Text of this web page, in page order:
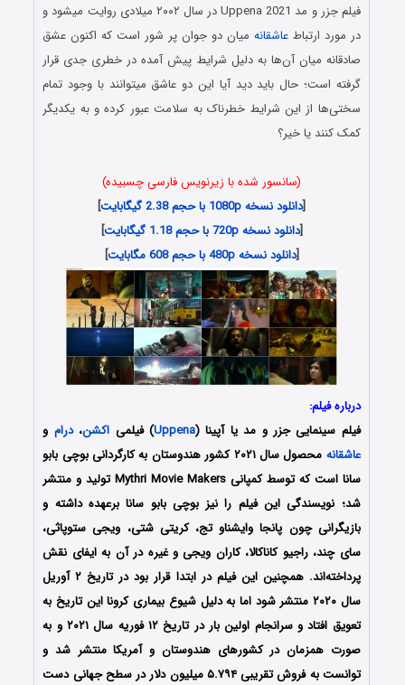
فیلم جزر و مد Uppena 2021 در سال ۲۰۰۲ میلادی روایت میشود و
در مورد ارتباطعاشقانه میان دو جوان پر شور است که اکنون عشق
صادقانه میان آن‌ها به دلیل شرایط پیش آمده در خطری جدی قرار
گرفته است؛ حال باید دید آیا این دو عاشق میتوانند با وجود تمام
سختی‌ها از این شرایط خطرناک به سلامت عبور کرده و به یکدیگر
کمک کنند یا خیر؟
(سانسور شده با زیرنویس فارسی چسبیده)
[دانلود نسخه 1080p با حجم 2.38 گیگابایت
]
[دانلود نسخه 720p با حجم 1.18 گیگابایت
]
[دانلود نسخه 480p با حجم 608 مگابایت ]
درباره فیلم:
فیلم سینمایی جزر و مد یا آپینا (Uppena) فیلمی اکشن،درام و
عاشقانه
محصول سال ۲۰۲۱ کشور هندوستان به کارگردانی بوچی بابو
سانا است که توسط کمپانی Mythri Movie Makers تولید و منتشر
شد؛ نویسندگی این فیلم را نیز بوچی بابو سانا برعهده داشته و
بازیگرانی چون پانجا وایشناو تج، کریتی شتی، ویجی ستوپاثی،
سای چند، راجیو کاناکالا، کاران ویجی و غیره در آن به ایفای نقش
پرداخته‌اند. همچنین این فیلم در ابتدا قرار بود در تاریخ ۲ آوریل
سال ۲۰۲۰ منتشر شود اما به دلیل شیوع بیماری کرونا این تاریخ به
تعویق افتاد و سرانجام اولین بار در تاریخ ‍‍۱۲ فوریه سال ۲۰۲۱ و به
صورت همزمان در کشورهای هندوستان و آمریکا منتشر شد و
توانست به فروش تقریبی ۵.۷۹۴ میلیون دلار در سطح جهانی دست